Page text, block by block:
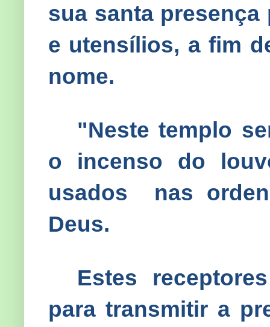
sua santa
e utensílios, a fim
nome.
"Neste templo
o incenso do
usados
nas
Deus.
Estes
para transmitir a